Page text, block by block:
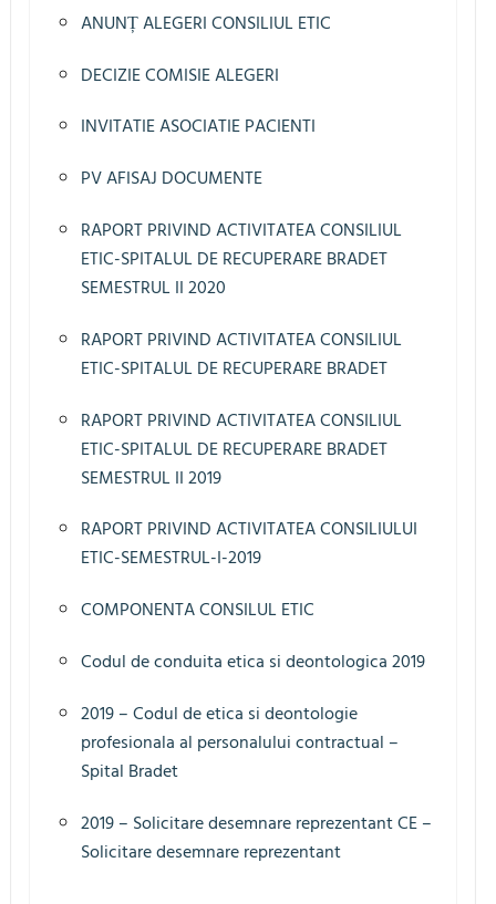
ANUNȚ ALEGERI CONSILIUL ETIC
DECIZIE COMISIE ALEGERI
INVITATIE ASOCIATIE PACIENTI
PV AFISAJ DOCUMENTE
RAPORT PRIVIND ACTIVITATEA CONSILIUL
ETIC-SPITALUL DE RECUPERARE BRADET
SEMESTRUL II 2020
RAPORT PRIVIND ACTIVITATEA CONSILIUL
ETIC-SPITALUL DE RECUPERARE BRADET
RAPORT PRIVIND ACTIVITATEA CONSILIUL
ETIC-SPITALUL DE RECUPERARE BRADET
SEMESTRUL II 2019
RAPORT PRIVIND ACTIVITATEA CONSILIULUI
ETIC-SEMESTRUL-I-2019
COMPONENTA CONSILUL ETIC
Codul de conduita etica si deontologica 2019
2019 – Codul de etica si deontologie
profesionala al personalului contractual –
Spital Bradet
2019 – Solicitare desemnare reprezentant CE –
Solicitare desemnare reprezentant